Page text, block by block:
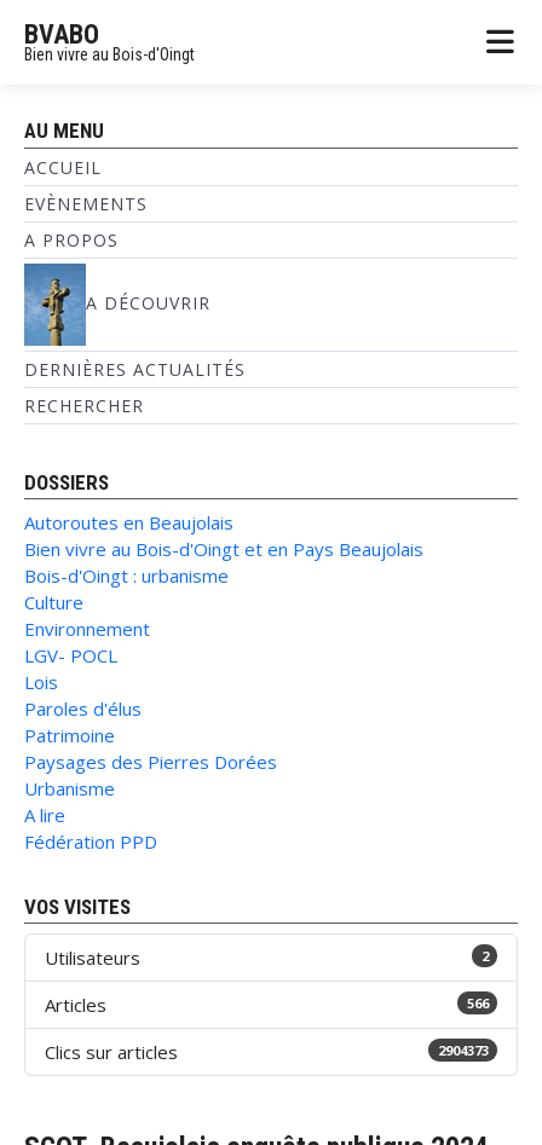
BVABO
Bien vivre au Bois-d'Oingt
AU MENU
ACCUEIL
EVÈNEMENTS
A PROPOS
A DÉCOUVRIR
DERNIÈRES ACTUALITÉS
RECHERCHER
DOSSIERS
Autoroutes en Beaujolais
Bien vivre au Bois-d'Oingt et en Pays Beaujolais
Bois-d'Oingt : urbanisme
Culture
Environnement
LGV- POCL
Lois
Paroles d'élus
Patrimoine
Paysages des Pierres Dorées
Urbanisme
A lire
Fédération PPD
VOS VISITES
Utilisateurs 2
Articles 566
Clics sur articles 2904373